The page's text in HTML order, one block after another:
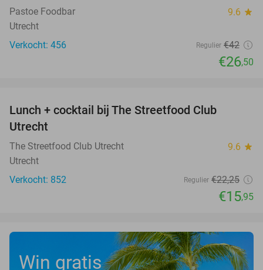
Pastoe Foodbar 9.6 star
Utrecht
Verkocht: 456
Regulier €42
€26,50
Lunch + cocktail bij The Streetfood Club
Utrecht
The Streetfood Club Utrecht 9.6 star
Utrecht
Verkocht: 852
Regulier €22,25
€15,95
Win gratis